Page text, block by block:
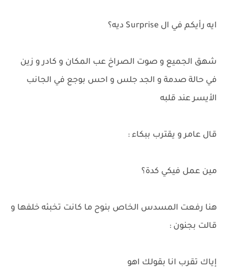
ايه رأيكم في ال Surprise ديه؟
شهق الجميع و صوت الصراخ عب المكان و كادر و زين
في حالة صدمة و الجد جلس و احس بوجع في الجانب
الأيسر عند قلبه
قال عامر و يقترب ببكاء :
مين عمل فيكي كدة؟
هنا رفعت المسدس الخاص بنوح ما كانت تخبئه خلفها و
قالت بجنون :
إياك تقرب انا بقولك اهو